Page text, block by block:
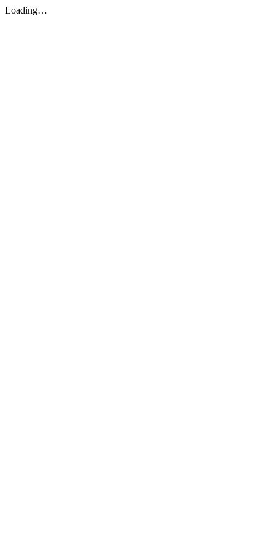
Loading…